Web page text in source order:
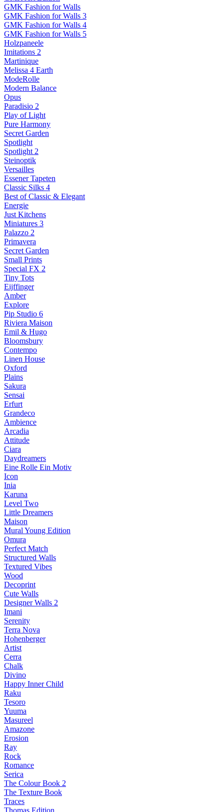
GMK Fashion for Walls
GMK Fashion for Walls 3
GMK Fashion for Walls 4
GMK Fashion for Walls 5
Holzpaneele
Imitations 2
Martinique
Melissa 4 Earth
ModeRolle
Modern Balance
Opus
Paradisio 2
Play of Light
Pure Harmony
Secret Garden
Spotlight
Spotlight 2
Steinoptik
Versailles
Essener Tapeten
Classic Silks 4
Best of Classic & Elegant
Energie
Just Kitchens
Miniatures 3
Palazzo 2
Primavera
Secret Garden
Small Prints
Special FX 2
Tiny Tots
Eijffinger
Amber
Explore
Pip Studio 6
Riviera Maison
Emil & Hugo
Bloomsbury
Contempo
Linen House
Oxford
Plains
Sakura
Sensai
Erfurt
Grandeco
Ambience
Arcadia
Attitude
Ciara
Daydreamers
Eine Rolle Ein Motiv
Icon
Inia
Karuna
Level Two
Little Dreamers
Maison
Mural Young Edition
Omura
Perfect Match
Structured Walls
Textured Vibes
Wood
Decoprint
Cute Walls
Designer Walls 2
Imani
Serenity
Terra Nova
Hohenberger
Artist
Cerra
Chalk
Divino
Happy Inner Child
Raku
Tesoro
Yuuma
Masureel
Amazone
Erosion
Ray
Rock
Romance
Serica
The Colour Book 2
The Texture Book
Traces
Thomas Edition